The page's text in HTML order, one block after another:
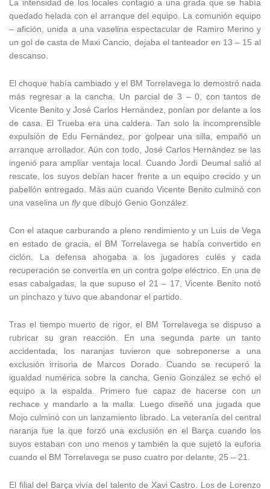
La intensidad de los locales contagió a una grada que se había
quedado helada con el arranque del equipo. La comunión equipo
– afición, unida a una vaselina espectacular de Ramiro Merino y
un gol de casta de Maxi Cancio, dejaba el tanteador en 13 – 15 al
descanso.
El choque había cambiado y el BM Torrelavega lo demostró nada
más regresar a la cancha. Un parcial de 3 – 0, con tantos de
Vicente Benito y José Carlos Hernández, ponían por delante a los
de casa. El Trueba era una caldera. Tan solo la incomprensible
expulsión de Edu Fernández, por golpear una silla, empañó un
arranque arrollador. Aún con todo, José Carlos Hernández se las
ingenió para ampliar ventaja local. Cuando Jordi Deumal salió al
rescate, los suyos debían hacer frente a un equipo crecido y un
pabellón entregado. Más aún cuando Vicente Benito culminó con
una vaselina un flyque dibujó Genio González.
Con el ataque carburando a pleno rendimiento y un Luis de Vega
en estado de gracia, el BM Torrelavega se había convertido en
ciclón. La defensa ahogaba a los jugadores culés y cada
recuperación se convertía en un contra golpe eléctrico. En una de
esas cabalgadas, la que supuso el 21 – 17, Vicente Benito notó
un pinchazo y tuvo que abandonar el partido.
Tras el tiempo muerto de rigor, el BM Torrelavega se dispuso a
rubricar su gran reacción. En una segunda parte un tanto
accidentada, los naranjas tuvieron que sobreponerse a una
exclusión irrisoria de Marcos Dorado. Cuando se recuperó la
igualdad numérica sobre la cancha, Genio González se echó el
equipo a la espalda. Primero fue capaz de hacerse con un
rechace y mandarlo a la malla. Luego diseñó una jugada que
Mojo culminó con un lanzamiento librado. La veteranía del central
naranja fue la que forzó una exclusión en el Barça cuando los
suyos estaban con uno menos y también la que sujetó la euforia
cuando el BM Torrelavega se puso cuatro por delante, 25 – 21.
El filial del Barça vivía del talento de Xavi Castro. Los de Lorenzo